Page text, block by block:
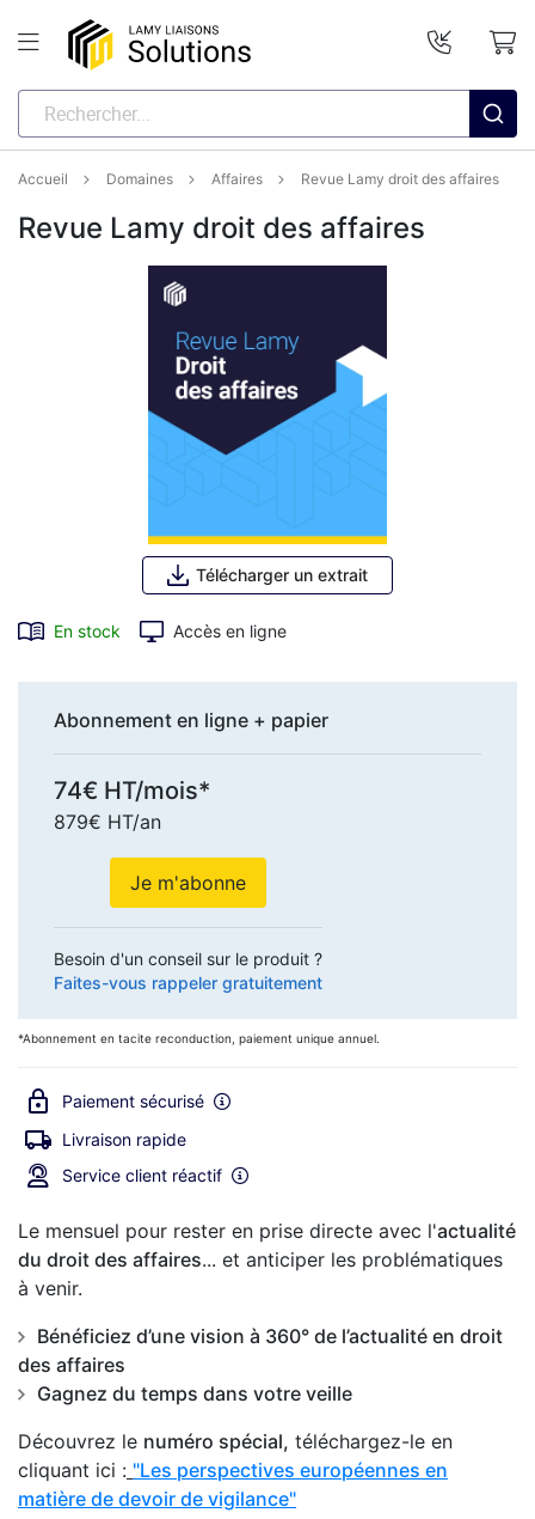
Accueil Domaines Affaires Revue Lamy droit des affaires
Revue Lamy droit des affaires
Télécharger un extrait
En stock Accès en ligne
Abonnement en ligne + papier
74€ HT/mois*
879€ HT/an
Je m'abonne
Besoin d'un conseil sur le produit ?
Faites-vous rappeler gratuitement
*Abonnement en tacite reconduction, paiement unique annuel.
Paiement sécurisé
Livraison rapide
Service client réactif
Le mensuel pour rester en prise directe avec l'actualité
du droit des affaires... et anticiper les problématiques
à venir.
Bénéficiez d’une vision à 360° de l’actualité en droit
des affaires
Gagnez du temps dans votre veille
Découvrez le numéro spécial, téléchargez-le en
cliquant ici : "Les perspectives européennes en
matière de devoir de vigilance"